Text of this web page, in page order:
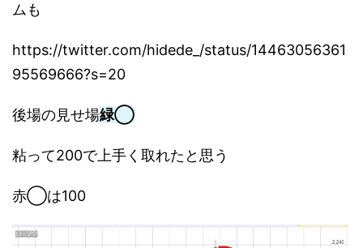
ムも
https://twitter.com/hidede_/status/14463056361
95569666?s=20
後場の見せ場緑◯
粘って200で上手く取れたと思う
赤◯は100